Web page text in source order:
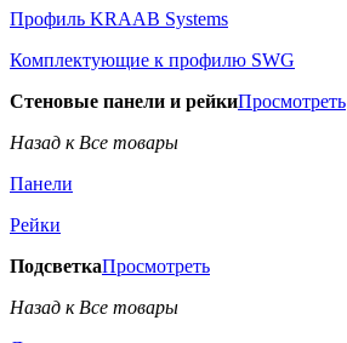
Профиль KRAAB Systems
Комплектующие к профилю SWG
Стеновые панели и рейкиПросмотреть
Назад к Все товары
Панели
Рейки
ПодсветкаПросмотреть
Назад к Все товары